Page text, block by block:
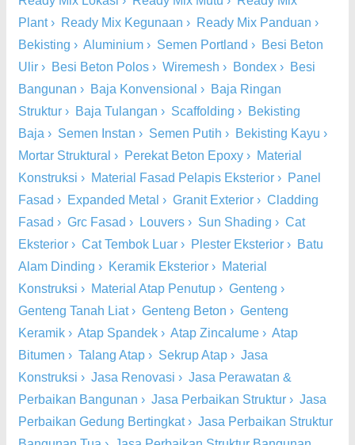
Plant› Ready Mix Kegunaan › Ready Mix Panduan ›
Bekisting › Aluminium › Semen Portland › Besi Beton
Ulir › Besi Beton Polos › Wiremesh › Bondex › Besi
Bangunan › Baja Konvensional › Baja Ringan
Struktur › Baja Tulangan › Scaffolding › Bekisting
Baja › Semen Instan › Semen Putih › Bekisting Kayu ›
Mortar Struktural › Perekat Beton Epoxy › Material
Konstruksi › Material Fasad Pelapis Eksterior › Panel
Fasad › Expanded Metal › Granit Exterior › Cladding
Fasad › Grc Fasad › Louvers › Sun Shading › Cat
Eksterior › Cat Tembok Luar › Plester Eksterior › Batu
Alam Dinding › Keramik Eksterior › Material
Konstruksi › Material Atap Penutup › Genteng ›
Genteng Tanah Liat› Genteng Beton › Genteng
Keramik › Atap Spandek › Atap Zincalume › Atap
Bitumen › Talang Atap › Sekrup Atap › Jasa
Konstruksi › Jasa Renovasi › Jasa Perawatan &
Perbaikan Bangunan › Jasa Perbaikan Struktur › Jasa
Perbaikan Gedung Bertingkat› Jasa Perbaikan Struktur